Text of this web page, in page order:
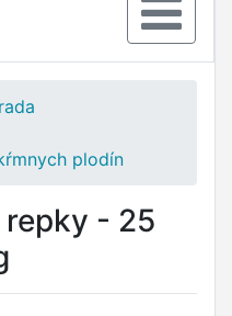
plodín
- 25